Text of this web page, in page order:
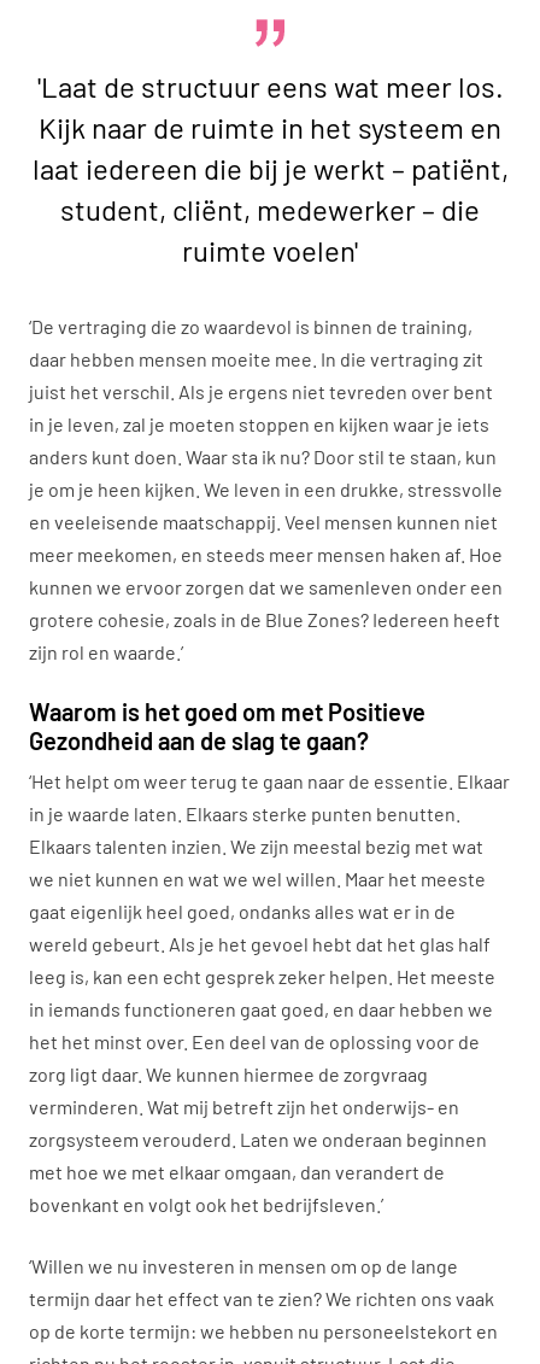
'Laat de structuur eens wat meer los.
Kijk naar de ruimte in het systeem en
laat iedereen die bij je werkt – patiënt,
student, cliënt, medewerker – die
ruimte voelen'
‘De vertraging die zo waardevol is binnen de training,
daar hebben mensen moeite mee. In die vertraging zit
juist het verschil. Als je ergens niet tevreden over bent
in je leven, zal je moeten stoppen en kijken waar je iets
anders kunt doen. Waar sta ik nu? Door stil te staan, kun
je om je heen kijken. We leven in een drukke, stressvolle
en veeleisende maatschappij. Veel mensen kunnen niet
meer meekomen, en steeds meer mensen haken af. Hoe
kunnen we ervoor zorgen dat we samenleven onder een
grotere cohesie, zoals in de Blue Zones? Iedereen heeft
zijn rol en waarde.’
Waarom is het goed om met Positieve
Gezondheid aan de slag te gaan?
‘Het helpt om weer terug te gaan naar de essentie. Elkaar
in je waarde laten. Elkaars sterke punten benutten.
Elkaars talenten inzien. We zijn meestal bezig met wat
we niet kunnen en wat we wel willen. Maar het meeste
gaat eigenlijk heel goed, ondanks alles wat er in de
wereld gebeurt. Als je het gevoel hebt dat het glas half
leeg is, kan een echt gesprek zeker helpen. Het meeste
in iemands functioneren gaat goed, en daar hebben we
het het minst over. Een deel van de oplossing voor de
zorg ligt daar. We kunnen hiermee de zorgvraag
verminderen. Wat mij betreft zijn het onderwijs- en
zorgsysteem verouderd. Laten we onderaan beginnen
met hoe we met elkaar omgaan, dan verandert de
bovenkant en volgt ook het bedrijfsleven.’
‘Willen we nu investeren in mensen om op de lange
termijn daar het effect van te zien? We richten ons vaak
op de korte termijn: we hebben nu personeelstekort en